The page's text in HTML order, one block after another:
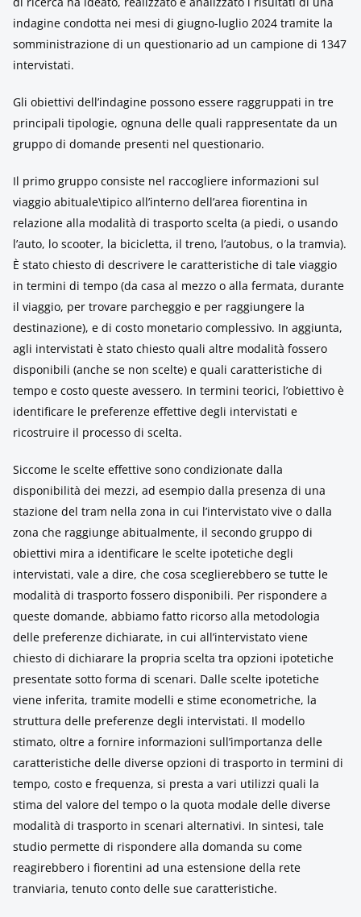
indagine condotta nei mesi di giugno-luglio 2024 tramite la
somministrazione di un questionario ad un campione di 1347
intervistati.
Gli obiettivi dell’indagine possono essere raggruppati in tre
principali tipologie, ognuna delle quali rappresentate da un
gruppo di domande presenti nel questionario.
Il primo gruppo consiste nel raccogliere informazioni sul
viaggio abituale\tipico all’interno dell’area fiorentina in
relazione alla modalità di trasporto scelta (a piedi, o usando
l’auto, lo scooter, la bicicletta, il treno, l’autobus, o la tramvia).
È stato chiesto di descrivere le caratteristiche di tale viaggio
in termini di tempo (da casa al mezzo o alla fermata, durante
il viaggio, per trovare parcheggio e per raggiungere la
destinazione), e di costo monetario complessivo. In aggiunta,
agli intervistati è stato chiesto quali altre modalità fossero
disponibili (anche se non scelte) e quali caratteristiche di
tempo e costo queste avessero. In termini teorici, l’obiettivo è
identificare le preferenze effettive degli intervistati e
ricostruire il processo di scelta.
Siccome le scelte effettive sono condizionate dalla
disponibilità dei mezzi, ad esempio dalla presenza di una
stazione del tram nella zona in cui l’intervistato vive o dalla
zona che raggiunge abitualmente, il secondo gruppo di
obiettivi mira a identificare le scelte ipotetiche degli
intervistati, vale a dire, che cosa sceglierebbero se tutte le
modalità di trasporto fossero disponibili. Per rispondere a
queste domande, abbiamo fatto ricorso alla metodologia
delle preferenze dichiarate, in cui all’intervistato viene
chiesto di dichiarare la propria scelta tra opzioni ipotetiche
presentate sotto forma di scenari. Dalle scelte ipotetiche
viene inferita, tramite modelli e stime econometriche, la
struttura delle preferenze degli intervistati. Il modello
stimato, oltre a fornire informazioni sull’importanza delle
caratteristiche delle diverse opzioni di trasporto in termini di
tempo, costo e frequenza, si presta a vari utilizzi quali la
stima del valore del tempo o la quota modale delle diverse
modalità di trasporto in scenari alternativi. In sintesi, tale
studio permette di rispondere alla domanda su come
reagirebbero i fiorentini ad una estensione della rete
tranviaria, tenuto conto delle sue caratteristiche.